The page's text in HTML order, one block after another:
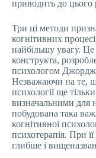
приводить до цього
Три ці методи
когнітивних
найбільшу увагу. Це
конструкта,
психологом
Незважаючи на те,
психології ще
визначальними для
побудована така
когнітивної
психотерапія. При
глибше і